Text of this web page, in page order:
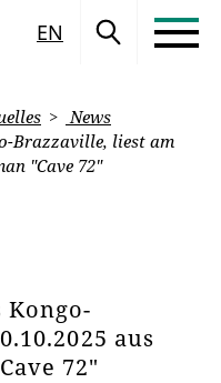
EN
News
Brazzaville, liest am
"Cave 72"
aus
72"